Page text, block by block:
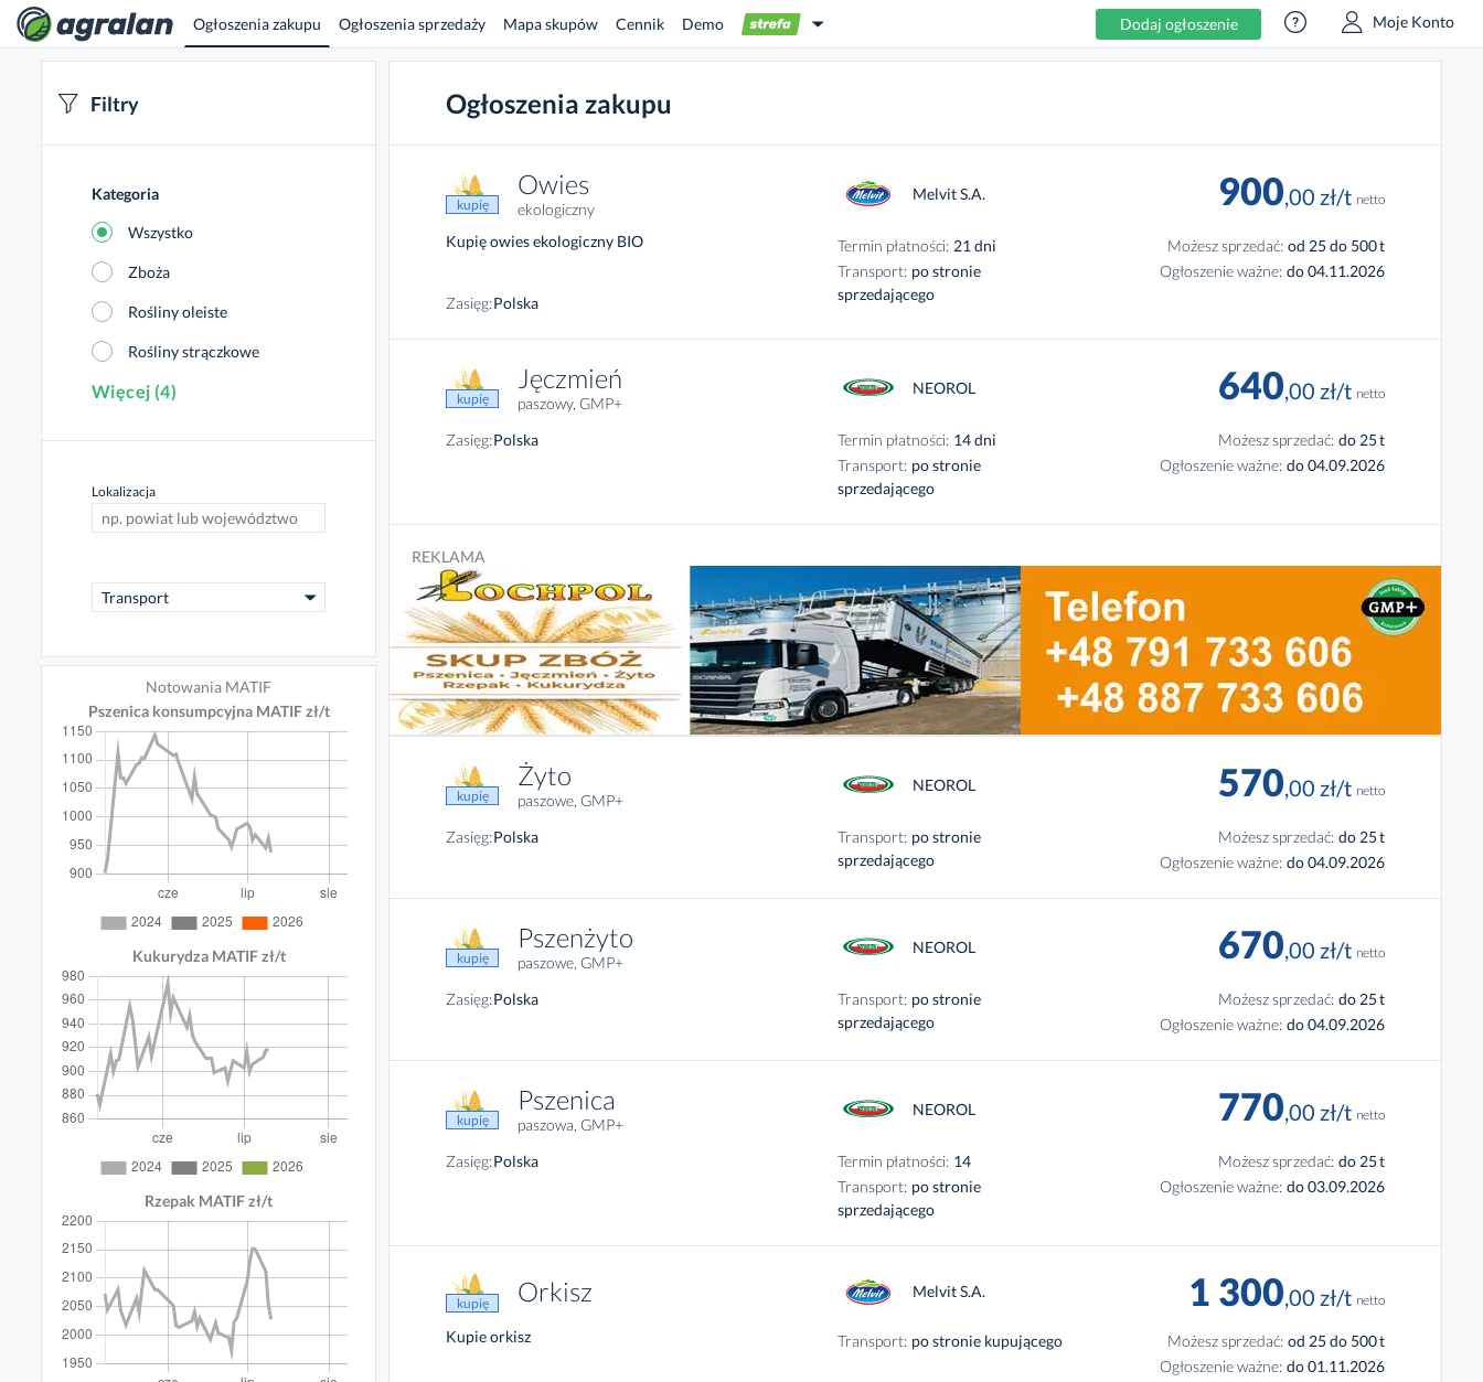
Ogłoszenia zakupu Ogłoszenia sprzedaży Mapa skupów Cennik Demo caret_down Dodaj ogłoszenie circle_question_mark user Moje Konto
filters Filtry
Kategoria
Wszystko
Zboża
Rośliny oleiste
Rośliny strączkowe
Więcej (4)
Lokalizacja
Transport caret_down
Notowania MATIF
Pszenica konsumpcyjna MATIF zł/t
Kukurydza MATIF zł/t
Rzepak MATIF zł/t
Ogłoszenia zakupu
kupię
Owies
ekologiczny
Melvit S.A. 900,00 zł/t netto
Kupię owies ekologiczny BIO
Zasięg:Polska
Termin płatności: 21 dni
Transport: po stronie
sprzedającego
Możesz sprzedać: od 25 do 500t
Ogłoszenie ważne: do 04.11.2026
kupię
Jęczmień
paszowy, GMP+
NEOROL 640,00 zł/t netto
Zasięg:Polska Termin płatności: 14 dni
Transport: po stronie
sprzedającego
Możesz sprzedać: do 25t
Ogłoszenie ważne: do 04.09.2026
REKLAMA
kupię
Żyto
paszowe, GMP+
NEOROL 570,00 zł/t netto
Zasięg:Polska Transport: po stronie
sprzedającego
Możesz sprzedać: do 25t
Ogłoszenie ważne: do 04.09.2026
kupię
Pszenżyto
paszowe, GMP+
NEOROL 670,00 zł/t netto
Zasięg:Polska Transport: po stronie
sprzedającego
Możesz sprzedać: do 25t
Ogłoszenie ważne: do 04.09.2026
kupię
Pszenica
paszowa, GMP+
NEOROL 770,00 zł/t netto
Zasięg:Polska Termin płatności: 14
Transport: po stronie
sprzedającego
Możesz sprzedać: do 25t
Ogłoszenie ważne: do 03.09.2026
kupię Orkisz Melvit S.A. 1 300,00 zł/t netto
Kupie orkisz Transport: po stronie kupującego Możesz sprzedać: od 25 do 500t
Ogłoszenie ważne: do 01.11.2026